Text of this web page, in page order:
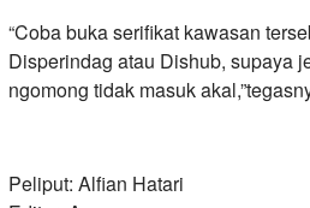
“Coba buka serifikat kawasan
Disperindag atau Dishub, supaya
ngomong tidak masuk
Peliput: Alfian Hatari